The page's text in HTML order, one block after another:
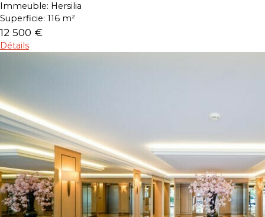
Immeuble: Hersilia
Superficie: 116 m²
12 500 €
Détails